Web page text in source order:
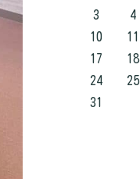
3
4
10
11
17
18
24
25
31